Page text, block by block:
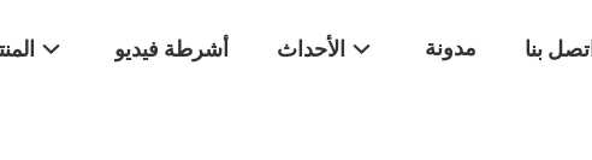
أشرطة فيديو الأحداث مدونة اتصل بنا